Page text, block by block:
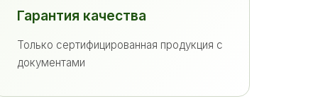
Гарантия качества
Только сертифицированная продукция с
документами